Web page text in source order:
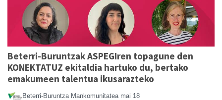
Beterri-Buruntzak ASPEGIren topagune den
KONEKTATUZ ekitaldia hartuko du, bertako
emakumeen talentua ikusarazteko
Beterri-Buruntza Mankomunitatea mai 18